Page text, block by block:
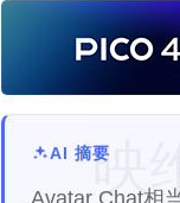
AI 摘要
Avatar Chat相
映